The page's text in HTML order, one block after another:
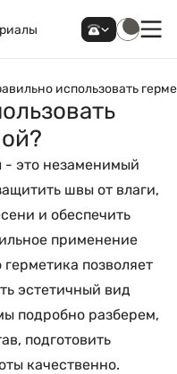
использовать
- это незаменимый
швы от влаги,
и обеспечить
применение
позволяет
эстетичный вид
подробно разберем,
подготовить
качественно.